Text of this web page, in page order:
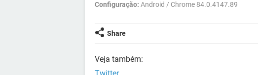
Configuração: Android / Chrome 84.0.4147.89
Share
Veja também: